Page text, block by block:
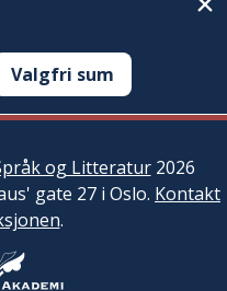
Valgfri sum
og Litteratur2026
gate 27 i Oslo. Kontakt
.